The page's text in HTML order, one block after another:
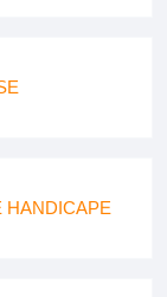
HANDICAPE